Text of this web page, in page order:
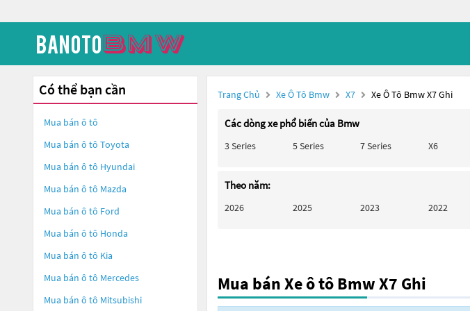
Có thể bạn cần
Mua bán ô tô
Mua bán ô tô Toyota
Mua bán ô tô Hyundai
Mua bán ô tô Mazda
Mua bán ô tô Ford
Mua bán ô tô Honda
Mua bán ô tô Kia
Mua bán ô tô Mercedes
Mua bán ô tô Mitsubishi
Trang Chủ Xe Ô Tô Bmw X7 Xe Ô Tô Bmw X7 Ghi
Các dòng xe phổ biến của Bmw
3 Series 5 Series 7 Series X6
Theo năm:
2026 2025 2023 2022
Mua bán Xe ô tô Bmw X7 Ghi